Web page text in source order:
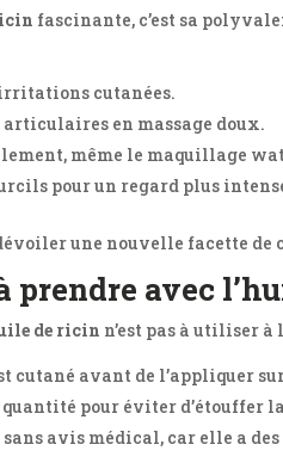
fascinante, c’est sa
cutanées.
en massage doux.
même le maquillage
pour un regard plus
une nouvelle facette de
prendre avec
de ricin n’est pas à utiliser
cutané avant de l’appliquer
pour éviter d’étouffer
avis médical, car elle a